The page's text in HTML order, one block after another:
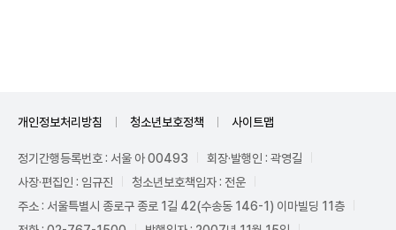
개인정보처리방침 청소년보호정책 사이트맵
정기간행등록번호 : 서울 아 00493
회장·발행인 : 곽영길
사장·편집인 : 임규진
청소년보호책임자 : 전운
주소 : 서울특별시 종로구 종로 1길 42(수송동 146-1) 이마빌딩 11층